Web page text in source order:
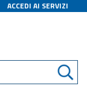
ACCEDI AI SERVIZI